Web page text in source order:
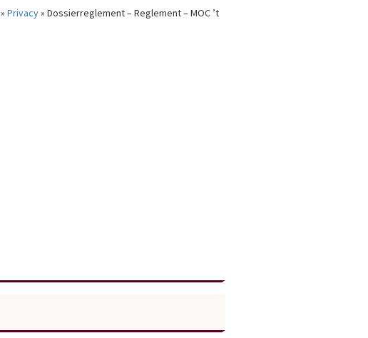
»Privacy»Dossierreglement – Reglement – MOC ’t